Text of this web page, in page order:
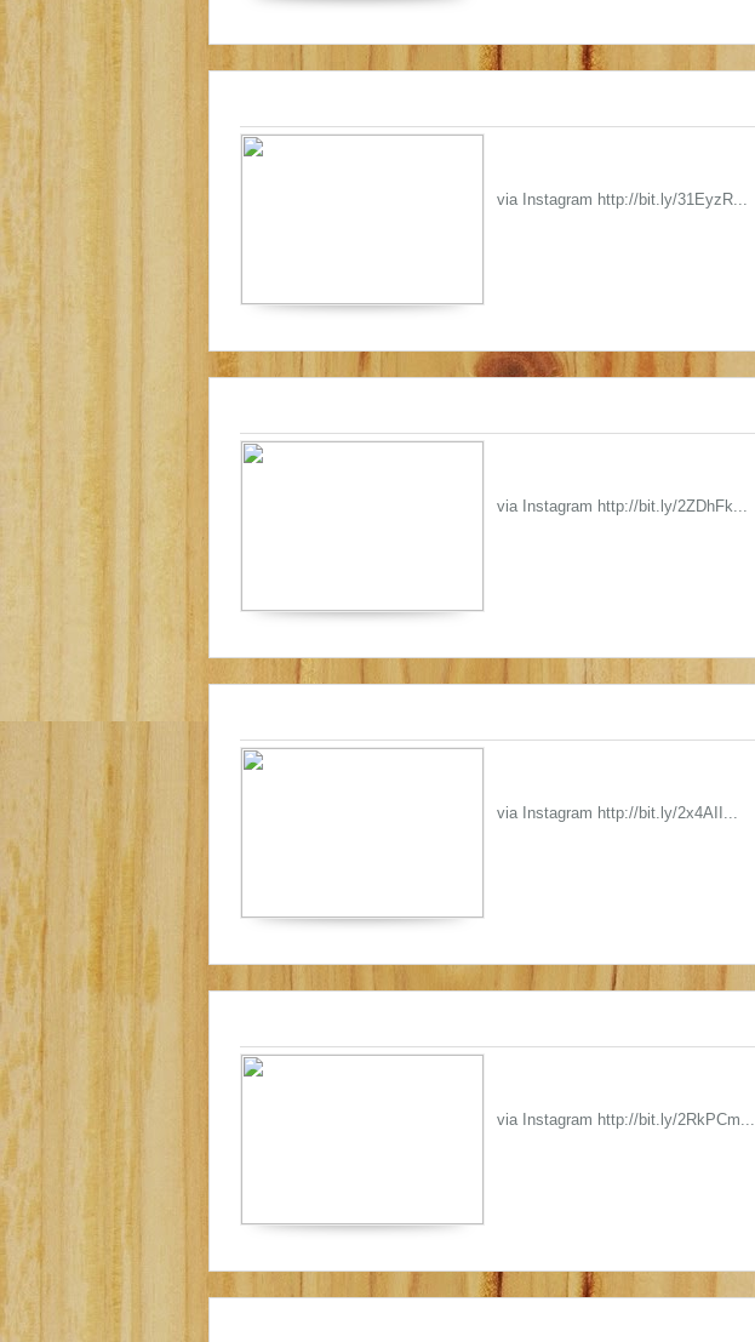
via Instagram http://bit.ly/31EyzR...
via Instagram http://bit.ly/2ZDhFk...
via Instagram http://bit.ly/2x4AII...
via Instagram http://bit.ly/2RkPCm...